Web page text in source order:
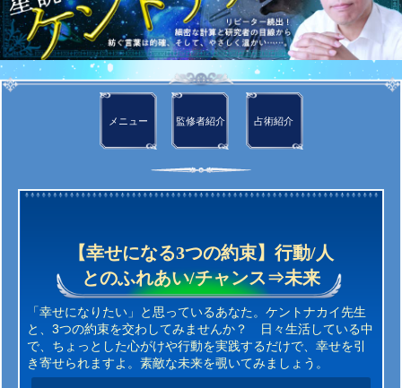
メニュー 監修者紹介 占術紹介
【幸せになる3つの約束】行動/人
とのふれあい/チャンス⇒未来
「幸せになりたい」と思っているあなた。ケントナカイ先生
と、3つの約束を交わしてみませんか？ 日々生活している中
で、ちょっとした心がけや行動を実践するだけで、幸せを引
き寄せられますよ。素敵な未来を覗いてみましょう。